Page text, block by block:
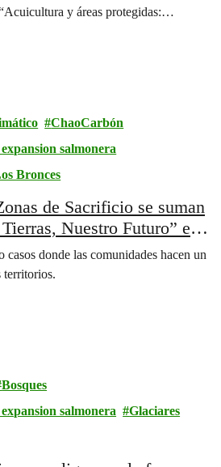
y áreas protegidas:…
ChaoCarbón
salmonera
Bronces
de Sacrificio se suman
Nuestro Futuro” en
Medioambiente
casos donde las comunidades hacen un
territorios.
Bosques
salmonera
Glaciares